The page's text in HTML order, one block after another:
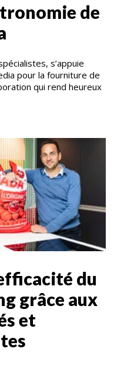
de
s’appuie
pour la fourniture de
qui rend heureux
du
grâce aux
et